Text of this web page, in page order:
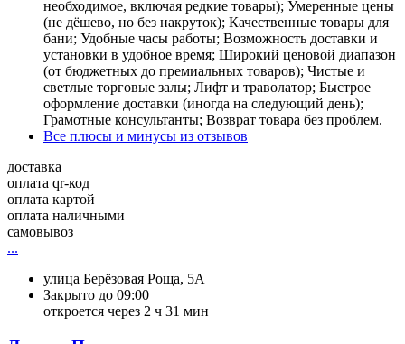
необходимое, включая редкие товары); Умеренные цены
(не дёшево, но без накруток); Качественные товары для
бани; Удобные часы работы; Возможность доставки и
установки в удобное время; Широкий ценовой диапазон
(от бюджетных до премиальных товаров); Чистые и
светлые торговые залы; Лифт и траволатор; Быстрое
оформление доставки (иногда на следующий день);
Грамотные консультанты; Возврат товара без проблем.
Все плюсы и минусы из отзывов
доставка
оплата qr-код
оплата картой
оплата наличными
самовывоз
...
улица Берёзовая Роща, 5А
Закрыто до 09:00
откроется через 2 ч 31 мин